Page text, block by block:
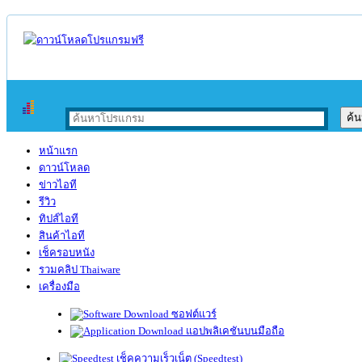
หน้าแรก
ดาวน์โหลด
ข่าวไอที
รีวิว
ทิปส์ไอที
สินค้าไอที
เช็ครอบหนัง
รวมคลิป Thaiware
เครื่องมือ
ซอฟต์แวร์
แอปพลิเคชันบนมือถือ
เช็คความเร็วเน็ต (Speedtest)